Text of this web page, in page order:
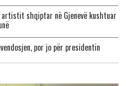
shqiptar në Gjenevë kushtuar
por jo për presidentin